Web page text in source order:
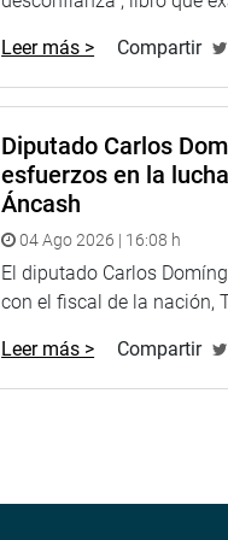
Leer más > Compartir
Diputado Carlos
esfuerzos en la
Áncash
04 Ago 2026 | 16:08 h
El diputado Carlos
con el fiscal de la nación,
Leer más > Compartir